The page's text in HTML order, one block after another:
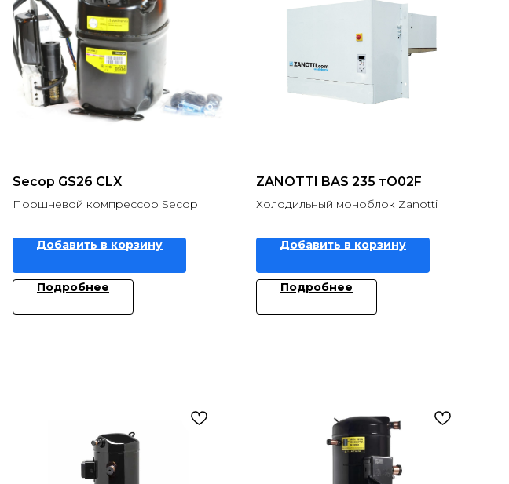
Secop GS26 CLX
Поршневой компрессор Secop
Добавить в корзину
Подробнее
ZANOTTI BAS 235 тO02F
Холодильный моноблок Zanotti
Добавить в корзину
Подробнее